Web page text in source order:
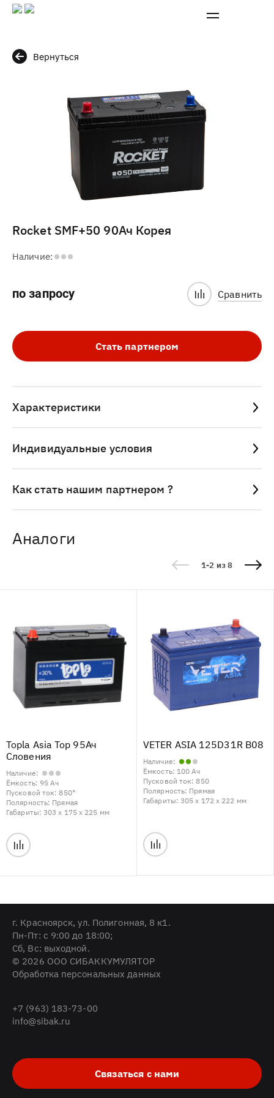
Вернуться
Rocket SMF+50 90Ач Корея
Наличие:
по запросу Сравнить
Стать партнером
Характеристики
Индивидуальные условия
Как стать нашим партнером ?
Аналоги
1-2 из 8
Topla Asia Top 95Ач
Словения
Наличие:
Ёмкость: 95 Ач
Пусковой ток:850*
Полярность: Прямая
Габариты: 303 x 175 x 225 мм
VETER ASIA 125D31R B08
Наличие:
Ёмкость: 100 Ач
Пусковой ток:850
Полярность: Прямая
Габариты: 305 x 172 x 222 мм
г. Красноярск, ул. Полигонная, 8 к1.
Пн-Пт: с 9:00 до 18:00;
Cб, Вс: выходной.
© 2026 ООО СИБАККУМУЛЯТОР
Обработка персональных данных
+7 (963) 183-73-00
info@sibak.ru
Связаться с нами